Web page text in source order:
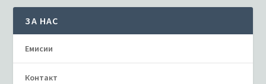
ЗА НАС
Емисии
Контакт